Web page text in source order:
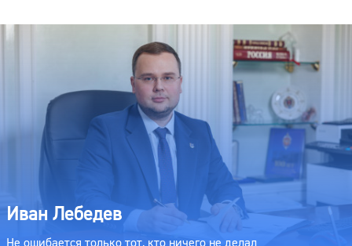
Иван Лебедев
Не ошибается только тот, кто ничего не делал